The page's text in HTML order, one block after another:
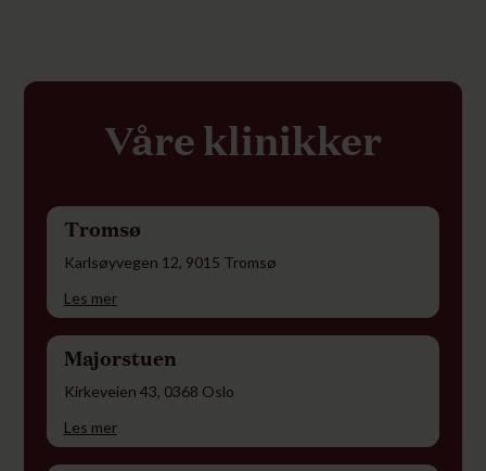
Våre klinikker
Tromsø
Karlsøyvegen 12, 9015 Tromsø
Les mer
Majorstuen
Kirkeveien 43, 0368 Oslo
Les mer